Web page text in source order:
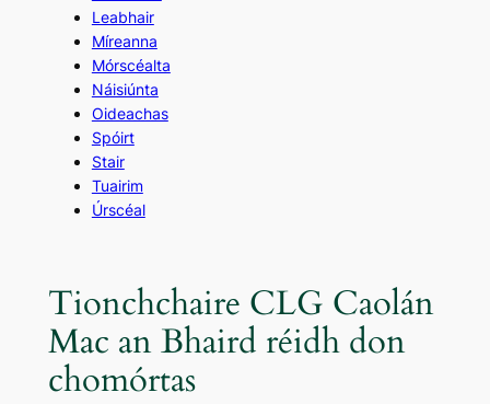
Leabhair
Míreanna
Mórscéalta
Náisiúnta
Oideachas
Spóirt
Stair
Tuairim
Úrscéal
Tionchchaire CLG Caolán
Mac an Bhaird réidh don
chomórtas